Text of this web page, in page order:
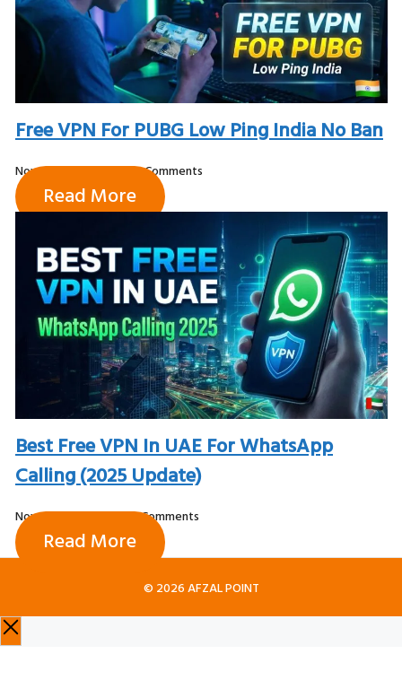
Free VPN For PUBG Low Ping India No Ban
November 28, 2025No Comments
Read More
Best Free VPN In UAE For WhatsApp
Calling (2025 Update)
November 13, 2025No Comments
Read More
© 2026 AFZAL POINT
C